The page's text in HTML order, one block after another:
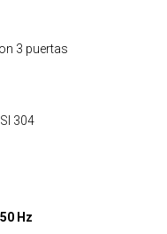
3 puertas
304
Hz